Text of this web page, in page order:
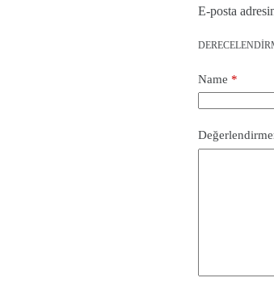
E-posta
Name *